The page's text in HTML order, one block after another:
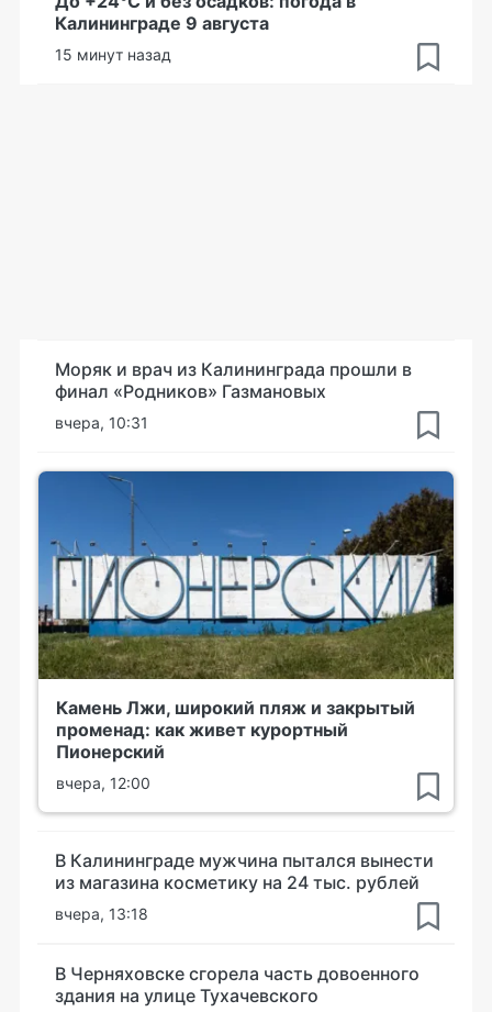
Калининграде 9 августа
15 минут назад
Моряк и врач из Калининграда прошли в
финал «Родников» Газмановых
вчера, 10:31
Камень Лжи, широкий пляж и закрытый
променад: как живет курортный
Пионерский
вчера, 12:00
В Калининграде мужчина пытался вынести
из магазина косметику на 24 тыс. рублей
вчера, 13:18
В Черняховске сгорела часть довоенного
здания на улице Тухачевского